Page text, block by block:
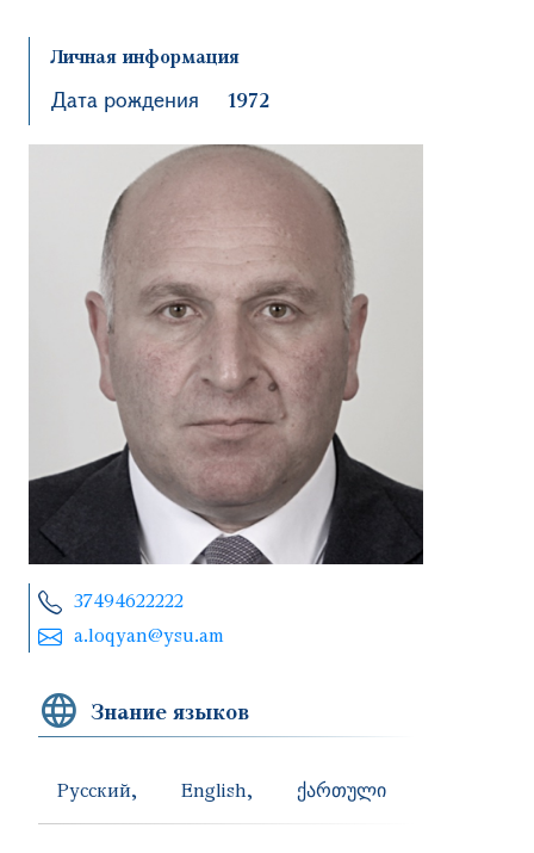
37494622222
a.loqyan@ysu.am
Личная информация
Дата рождения 1972
Знание языков
Русский English ქართული